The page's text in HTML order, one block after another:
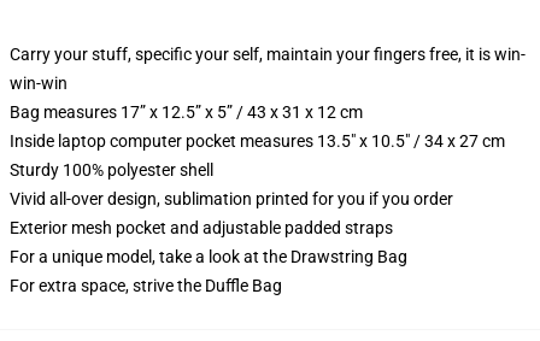
Carry your stuff, specific your self, maintain your fingers free, it is win-
win-win
Bag measures 17” x 12.5” x 5” / 43 x 31 x 12 cm
Inside laptop computer pocket measures 13.5" x 10.5" / 34 x 27 cm
Sturdy 100% polyester shell
Vivid all-over design, sublimation printed for you if you order
Exterior mesh pocket and adjustable padded straps
For a unique model, take a look at the Drawstring Bag
For extra space, strive the Duffle Bag